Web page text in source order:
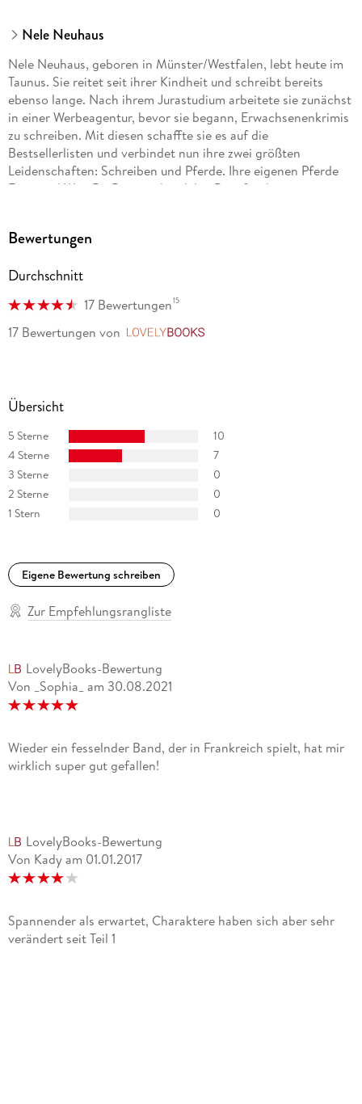
Nele Neuhaus
Nele Neuhaus, geboren in Münster/Westfalen, lebt heute im
Taunus. Sie reitet seit ihrer Kindheit und schreibt bereits
ebenso lange. Nach ihrem Jurastudium arbeitete sie zunächst
in einer Werbeagentur, bevor sie begann, Erwachsenenkrimis
zu schreiben. Mit diesen schaffte sie es auf die
Bestsellerlisten und verbindet nun ihre zwei größten
Leidenschaften: Schreiben und Pferde. Ihre eigenen Pferde
Fritzi und Won Da Pie standen dabei Pate für die
Bewertungen
Durchschnitt
17 Bewertungen15
17 Bewertungen von
Übersicht
5 Sterne
10
4 Sterne
7
3 Sterne
0
2 Sterne
0
1 Stern
0
Eigene Bewertung schreiben
Zur Empfehlungsrangliste
LovelyBooks-Bewertung
Von _Sophia_ am 30.08.2021
Wieder ein fesselnder Band, der in Frankreich spielt, hat mir
wirklich super gut gefallen!
LovelyBooks-Bewertung
Von Kady am 01.01.2017
Spannender als erwartet, Charaktere haben sich aber sehr
verändert seit Teil 1